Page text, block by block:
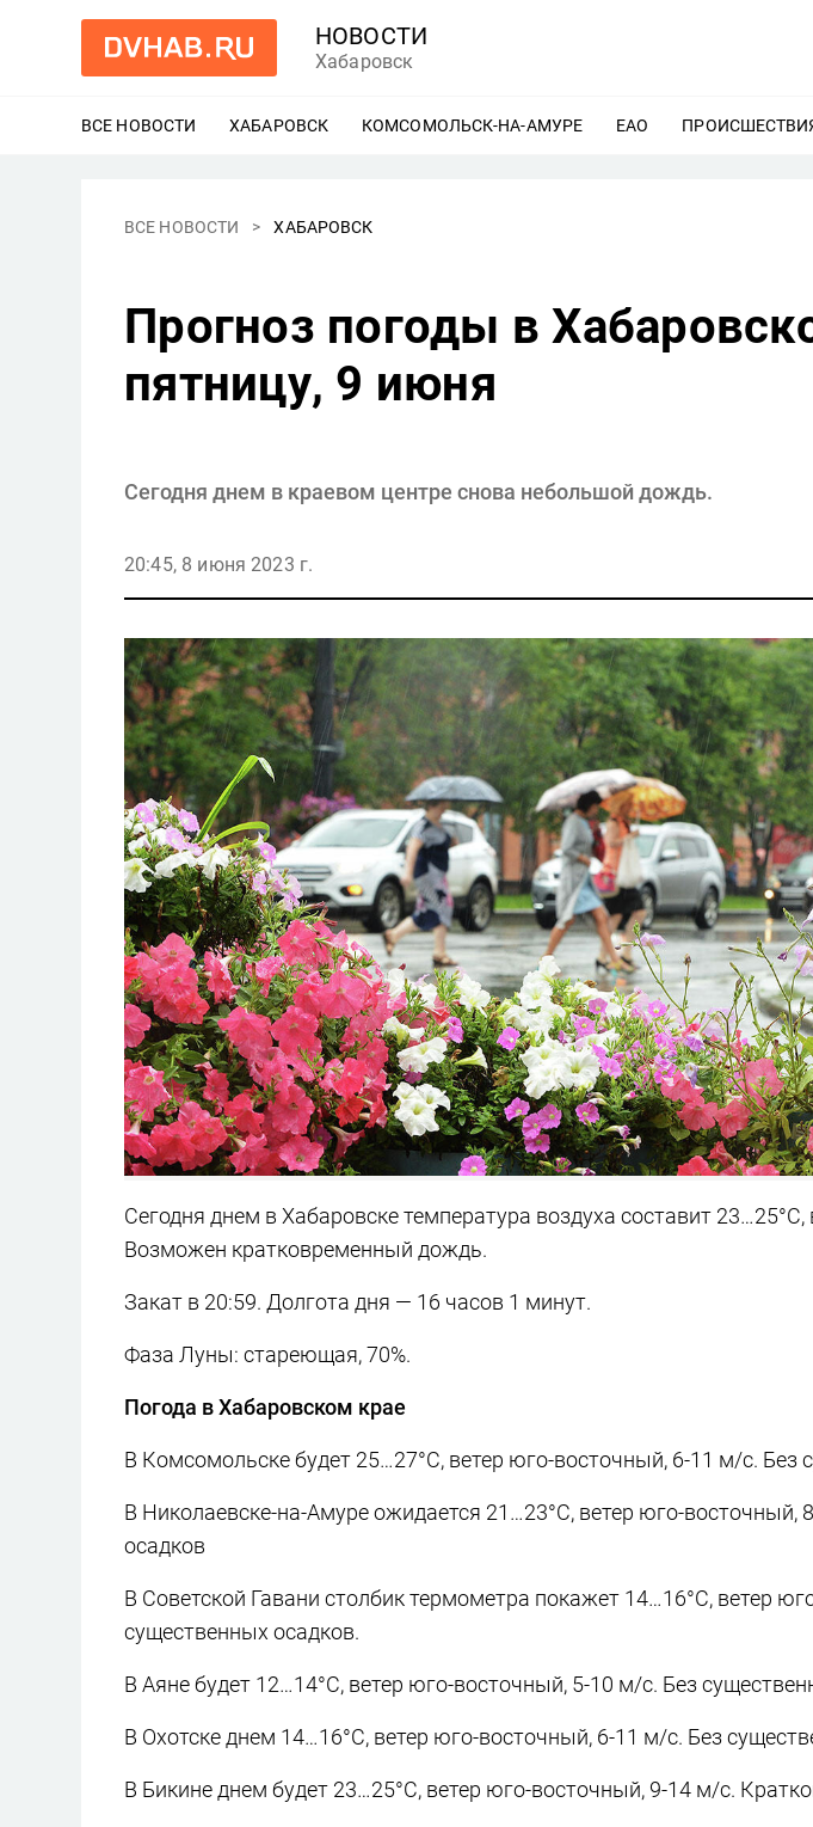
НОВОСТИ
Хабаровск
ВСЕ НОВОСТИ ХАБАРОВСК ЕЩЕ
КОМСОМОЛЬСК-НА-АМУРЕ ЕЩЕ
ЕАО ЕЩЕ
ВСЕ НОВОСТИ ХАБАРОВСК
Прогноз погоды в
пятницу, 9 июня
Сегодня днем в краевом центре снова небольшой дождь.
20:45, 8 июня 2023 г.
Сегодня днем в Хабаровске температура воздуха составит
Возможен кратковременный дождь.
Закат в 20:59. Долгота дня — 16 часов 1 минут.
Фаза Луны: стареющая, 70%.
Погода в Хабаровском крае
В Комсомольске будет 25…27°C, ветер юго-восточный, 6-11 м/с. Без
В Николаевске-на-Амуре ожидается 21…23°C, ветер юго-восточный,
осадков
В Советской Гавани столбик термометра покажет 14…16°C, ветер
существенных осадков.
В Аяне будет 12…14°C, ветер юго-восточный, 5-10 м/с. Без
В Охотске днем 14…16°C, ветер юго-восточный, 6-11 м/с. Без
В Бикине днем будет 23…25°C, ветер юго-восточный, 9-14 м/с.